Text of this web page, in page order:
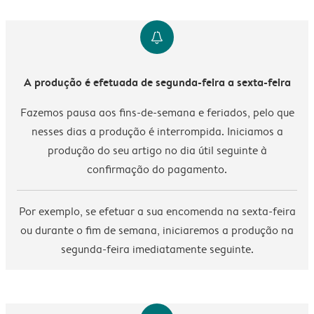
notification
A produção é efetuada de segunda-feira a sexta-feira
Fazemos pausa aos fins-de-semana e feriados, pelo que
nesses dias a produção é interrompida. Iniciamos a
produção do seu artigo no dia útil seguinte à
confirmação do pagamento.
Por exemplo, se efetuar a sua encomenda na sexta-feira
ou durante o fim de semana, iniciaremos a produção na
segunda-feira imediatamente seguinte.